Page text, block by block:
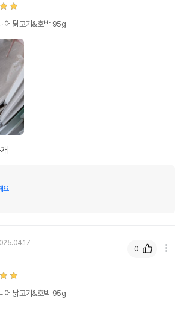
어 닭고기&호박 95g
요
어 닭고기&호박 95g
0